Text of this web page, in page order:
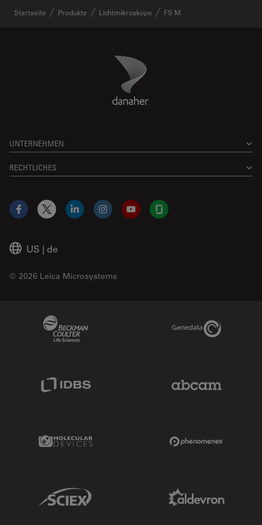
Startseite Produkte Lichtmikroskope FS M
Danaher Logo
UNTERNEHMEN
RECHTLICHES
US | de
© 2026 Leica Microsystems
Facebook
X LinkedInInstagramYouTubeGlassdoor
Genedata Link
Molecular Devices Link
Sciex Link